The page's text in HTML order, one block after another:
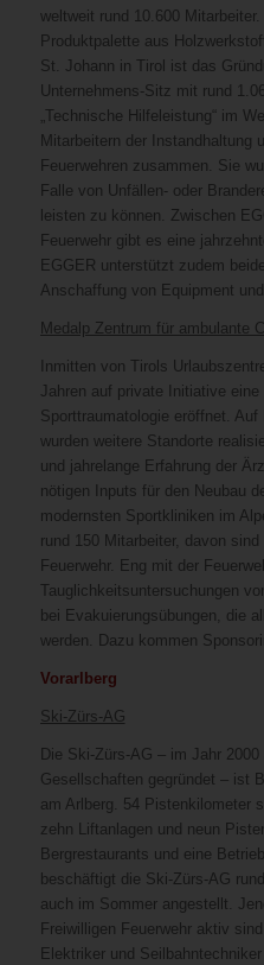
weltweit rund 10.600
Produktpalette aus
St. Johann in Tirol ist das
Unternehmens-Sitz mit rund
„Technische Hilfeleistung“ im
Mitarbeitern der Instandhaltung
Feuerwehren zusammen. Sie
Falle von Unfällen- oder
leisten zu können. Zwischen
Feuerwehr gibt es eine
EGGER unterstützt zudem
Anschaffung von Equipment
Medalp Zentrum für ambulante
Inmitten von Tirols
Jahren auf private Initiative
Sporttraumatologie eröffnet.
wurden weitere Standorte
und jahrelange Erfahrung der
nötigen Inputs für den Neubau
modernsten Sportkliniken im
rund 150 Mitarbeiter, davon
Feuerwehr. Eng mit der
Tauglichkeitsuntersuchungen
bei Evakuierungsübungen, die
werden. Dazu kommen
Vorarlberg
Ski-Zürs-AG
Die Ski-Zürs-AG – im Jahr
Gesellschaften gegründet – ist
am Arlberg. 54 Pistenkilometer
zehn Liftanlagen und neun
Bergrestaurants und eine
beschäftigt die Ski-Zürs-AG
auch im Sommer angestellt.
Freiwilligen Feuerwehr aktiv
Elektriker und